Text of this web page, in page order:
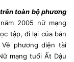
toàn bộ phương
2005 nữ mạng
tập, đi lại của bản
phương diện tài
mạng tuổi Ất Dậu